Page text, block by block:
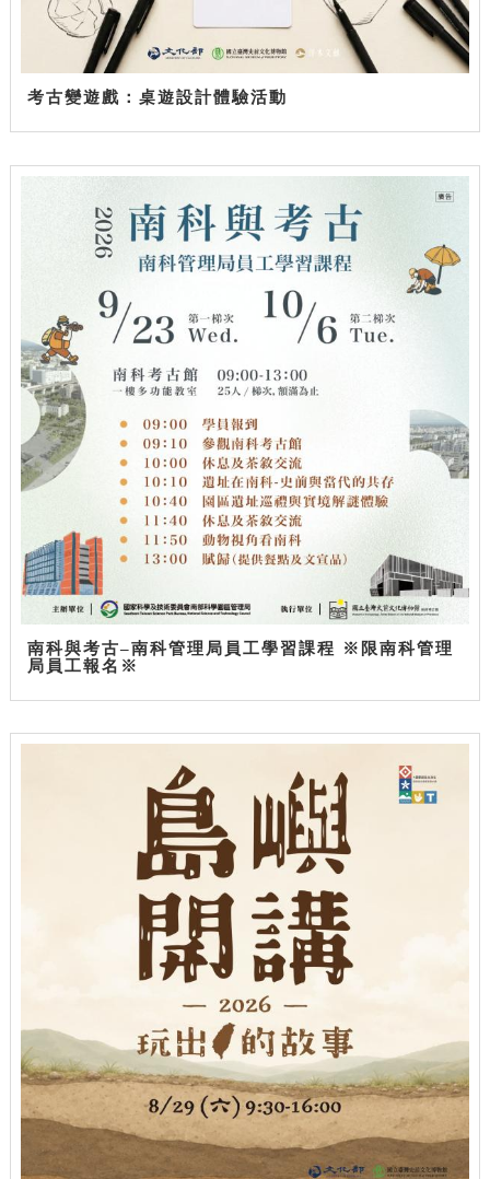
考古變遊戲：桌遊設計體驗活動
南科與考古–南科管理局員工學習課程 ※限南科管理
局員工報名※